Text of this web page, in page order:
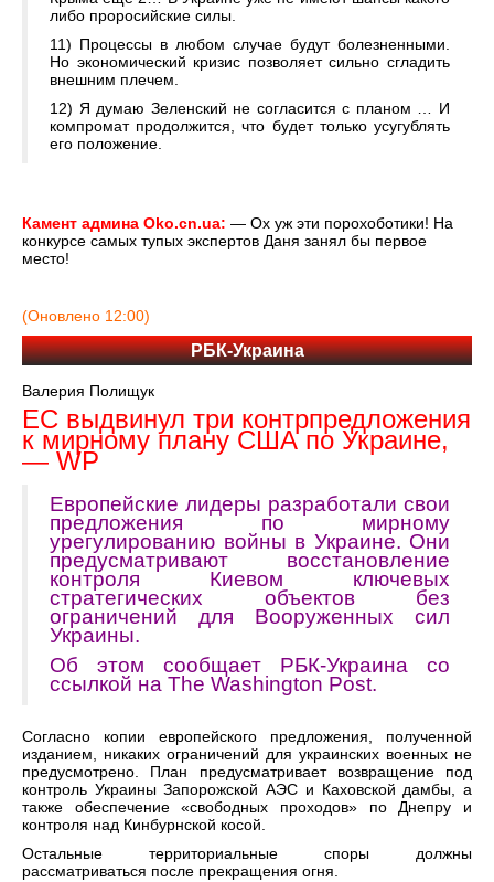
либо проросийские силы.
11) Процессы в любом случае будут болезненными.
Но экономический кризис позволяет сильно сгладить
внешним плечем.
12) Я думаю Зеленский не согласится с планом … И
компромат продолжится, что будет только усугублять
его положение.
Камент админа Oko.cn.ua: — Ох уж эти порохоботики! На
конкурсе самых тупых экспертов Даня занял бы первое
место!
(Оновлено 12:00)
РБК-Украина
Валерия Полищук
ЕС выдвинул три контрпредложения
к мирному плану США по Украине,
— WP
Европейские лидеры разработали свои
предложения по мирному
урегулированию войны в Украине. Они
предусматривают восстановление
контроля Киевом ключевых
стратегических объектов без
ограничений для Вооруженных сил
Украины.
Об этом сообщает РБК-Украина со
ссылкой на The Washington Post.
Согласно копии европейского предложения, полученной
изданием, никаких ограничений для украинских военных не
предусмотрено. План предусматривает возвращение под
контроль Украины Запорожской АЭС и Каховской дамбы, а
также обеспечение «свободных проходов» по Днепру и
контроля над Кинбурнской косой.
Остальные территориальные споры должны
рассматриваться после прекращения огня.